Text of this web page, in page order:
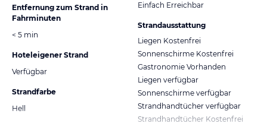
Entfernung zum Strand in
Fahrminuten
< 5 min
Hoteleigener Strand
Verfügbar
Strandfarbe
Hell
Einfach Erreichbar
Strandausstattung
Liegen Kostenfrei
Sonnenschirme Kostenfrei
Gastronomie Vorhanden
Liegen verfügbar
Sonnenschirme verfügbar
Strandhandtücher verfügbar
Strandhandtücher Kostenfrei